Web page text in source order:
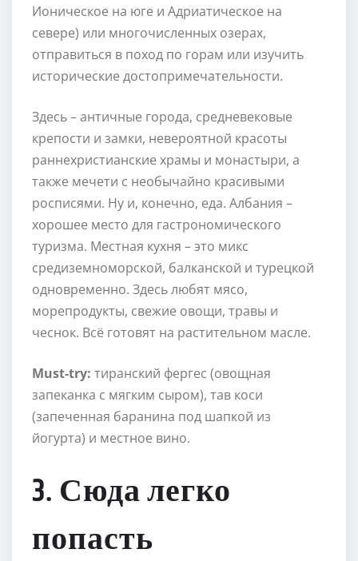
Ионическое на юге и Адриатическое на
севере) или многочисленных озерах,
отправиться в поход по горам или изучить
исторические достопримечательности.
Здесь – античные города, средневековые
крепости и замки, невероятной красоты
раннехристианские храмы и монастыри, а
также мечети с необычайно красивыми
росписями. Ну и, конечно, еда. Албания –
хорошее место для гастрономического
туризма. Местная кухня – это микс
средиземноморской, балканской и турецкой
одновременно. Здесь любят мясо,
морепродукты, свежие овощи, травы и
чеснок. Всё готовят на растительном масле.
Must-try: тиранский фергес (овощная
запеканка с мягким сыром), тав коси
(запеченная баранина под шапкой из
йогурта) и местное вино.
3. Сюда легко
попасть